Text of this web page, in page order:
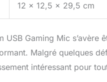
12 x 12,5 x 29,5 cm
Gaming Mic s’avère
Malgré quelques
intéressant pour